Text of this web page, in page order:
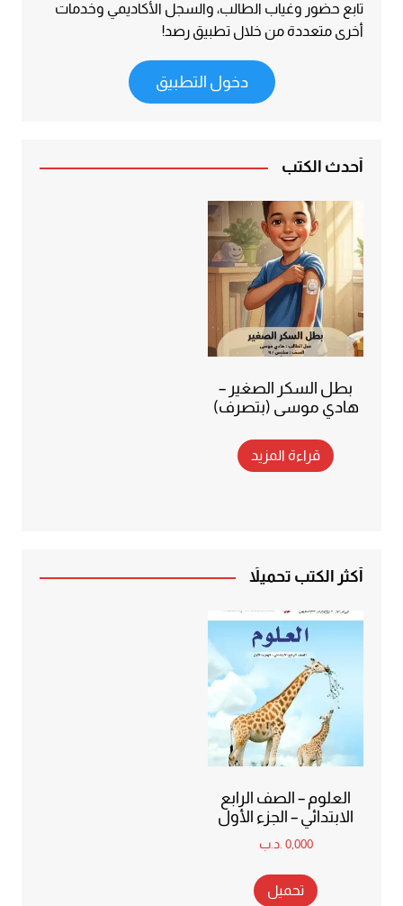
تابع حضور وغياب الطالب، والسجل الأكاديمي وخدمات
أخرى متعددة من خلال تطبيق رصد!
دخول التطبيق
أحدث الكتب
بطل السكر الصغير –
هادي موسى (بتصرف)
قراءة المزيد
أكثر الكتب تحميلاً
العلوم – الصف الرابع
الابتدائي – الجزء الأول
0,000 .د.ب
تحميل